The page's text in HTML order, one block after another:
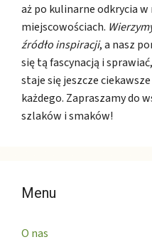
aż po kulinarne odkrycia
miejscowościach.
źródło inspiracji, a nasz
się tą fascynacją i
staje się jeszcze
każdego. Zapraszamy do
szlaków i smaków!
Menu
O nas